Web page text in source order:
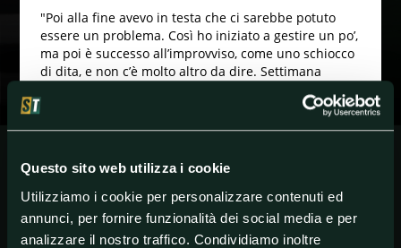
Questo sito web utilizza i cookie
Utilizziamo i cookie per personalizzare contenuti ed
annunci, per fornire funzionalità dei social media e per
analizzare il nostro traffico. Condividiamo inoltre
"Poi alla fine avevo in testa che ci sarebbe potuto
essere un problema. Così ho iniziato a gestire un po’,
ma poi è successo all’improvviso, come uno schiocco
di dita, e non c’è molto altro da dire. Settimana
problema per tutti. Di certo nessuno andrà per fare
devo voltare pagina”.
#Formula1 #ValtteriBottas #World